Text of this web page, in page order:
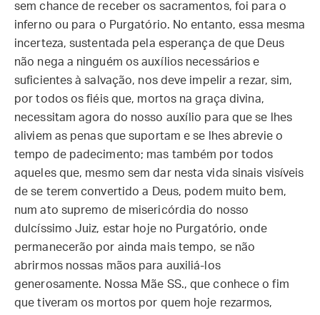
sem chance de receber os sacramentos, foi para o
inferno ou para o Purgatório. No entanto, essa mesma
incerteza, sustentada pela esperança de que Deus
não nega a ninguém os auxílios necessários e
suficientes à salvação, nos deve impelir a rezar, sim,
por todos os fiéis que, mortos na graça divina,
necessitam agora do nosso auxílio para que se lhes
aliviem as penas que suportam e se lhes abrevie o
tempo de padecimento; mas também por todos
aqueles que, mesmo sem dar nesta vida sinais visíveis
de se terem convertido a Deus, podem muito bem,
num ato supremo de misericórdia do nosso
dulcíssimo Juiz, estar hoje no Purgatório, onde
permanecerão por ainda mais tempo, se não
abrirmos nossas mãos para auxiliá-los
generosamente. Nossa Mãe SS., que conhece o fim
que tiveram os mortos por quem hoje rezarmos,